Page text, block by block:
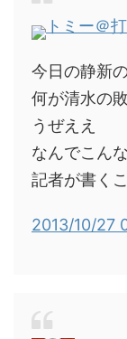
トミー＠
今日の静新
何が清水の
うぜええ
なんでこん
記者が書く
2013/10/27